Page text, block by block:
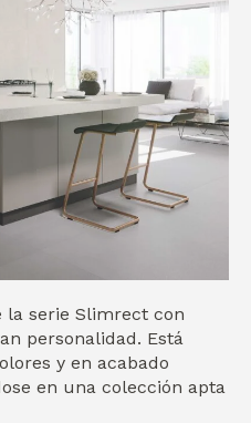
la serie Slimrect con
personalidad. Está
y en acabado
en una colección apta